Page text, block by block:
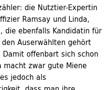
die Nutztier-Expertin
Ramsay und Linda,
die ebenfalls Kandidatin für
Auserwählten gehört
offenbart sich schon
zwar gute Miene
jedoch als